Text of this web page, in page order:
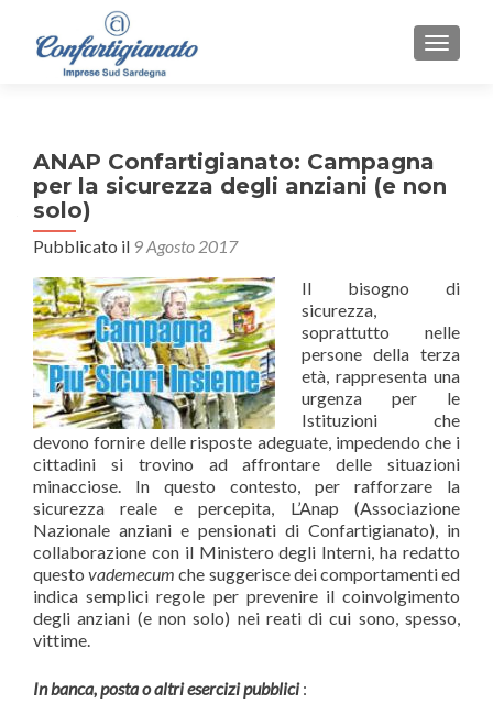
ANAP Confartigianato: Campagna
per la sicurezza degli anziani (e non
solo)
Pubblicato il 9 Agosto 2017
Il bisogno di
sicurezza,
soprattutto nelle
persone della terza
età, rappresenta una
urgenza per le
Istituzioni che
devono fornire delle risposte adeguate, impedendo che i
cittadini si trovino ad affrontare delle situazioni
minacciose. In questo contesto, per rafforzare la
sicurezza reale e percepita, L’Anap (Associazione
Nazionale anziani e pensionati di Confartigianato), in
collaborazione con il Ministero degli Interni, ha redatto
questovademecum che suggerisce dei comportamenti ed
indica semplici regole per prevenire il coinvolgimento
degli anziani (e non solo) nei reati di cui sono, spesso,
vittime.
In banca, posta o altri esercizi pubblici :